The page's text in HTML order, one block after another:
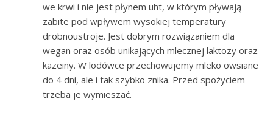
we krwi i nie jest płynem uht, w którym pływają
zabite pod wpływem wysokiej temperatury
drobnoustroje. Jest dobrym rozwiązaniem dla
wegan oraz osób unikających mlecznej laktozy oraz
kazeiny. W lodówce przechowujemy mleko owsiane
do 4 dni, ale i tak szybko znika. Przed spożyciem
trzeba je wymieszać.